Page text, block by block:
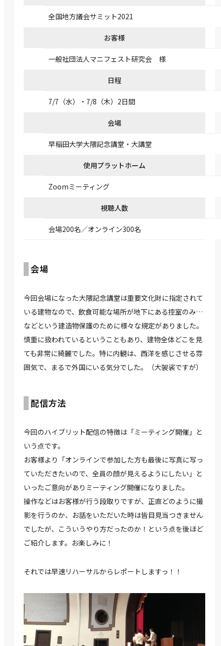
全国地方議会サミット2021
お客様
一般社団法人マニフェスト研究会 様
日程
7/7（水）・7/8（木）2日間
会場
早稲田大学大隈記念講堂・大講堂
使用プラットホーム
Zoomミーティング
視聴人数
会場200名／オンライン300名
会場
今回会場になった大隈記念講堂は重要文化財に指定されて
いる建物なので、飲食可能な場所が地下にある控室のみ…
などという建造物保護のために様々な規定がありました。
慎重に扱われているということもあり、建物全体どこを見
ても非常に綺麗でした。特に内観は、西洋を感じさせる雰
囲気で、まるで外国にいる気分でした。（大袈裟ですが）
配信方法
今回のハイブリット配信の特徴は「ミーティング開催」と
いう点です。
お客様より「オンラインで参加した方も最後に写真に写っ
ていただきたいので、全員の顔が見えるようにしたい」と
いったご意向がありミーティング開催になりました。
操作などはお客様が行う段取りですが、正直どのように撮
影を行うのか、お話をいただいた時は皆目見当つきません
でしたが、こういうやり方だったのか！という点を後ほど
ご紹介します。お楽しみに！
それでは早速リハーサルからレポートしますっ！！